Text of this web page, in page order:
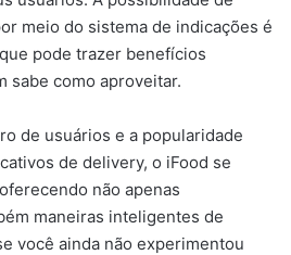
meio do sistema de indicações é
pode trazer benefícios
sabe como aproveitar.
de usuários e a popularidade
de delivery, o iFood se
não apenas
maneiras inteligentes de
você ainda não experimentou